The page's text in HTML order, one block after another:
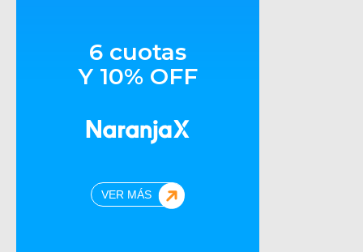
6 cuotas
Y 10% OFF
VER MÁS